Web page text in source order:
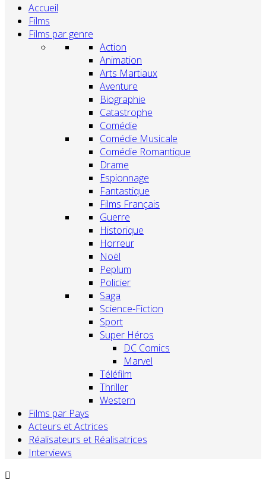
Accueil
Films
Films par genre
Action
Animation
Arts Martiaux
Aventure
Biographie
Catastrophe
Comédie
Comédie Musicale
Comédie Romantique
Drame
Espionnage
Fantastique
Films Français
Guerre
Historique
Horreur
Noël
Peplum
Policier
Saga
Science-Fiction
Sport
Super Héros
DC Comics
Marvel
Téléfilm
Thriller
Western
Films par Pays
Acteurs et Actrices
Réalisateurs et Réalisatrices
Interviews